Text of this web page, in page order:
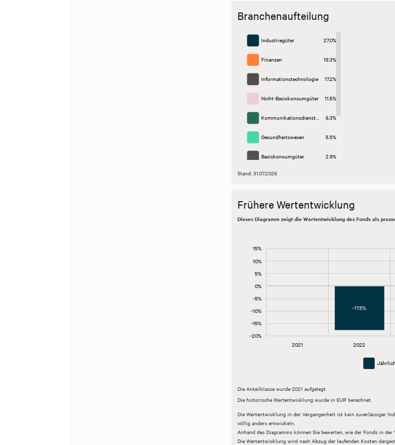
Branchenaufteilung
Industriegüter 27.0%
Finanzen 19.3%
Informationstechnologie 17.2%
Nicht-Basiskonsumgüter 11.6%
Kommunikationsdienst… 6.3%
Gesundheitswesen 5.5%
Basiskonsumgüter 2.9%
Immobilien
Stand: 31.07.2026
Frühere Wertentwicklung
Dieses Diagramm zeigt die Wertentwicklung des Fonds als
-17.5%
-20%
-15%
-10%
-5%
0%
5%
10%
15%
2021 2022
Die Anteilklasse wurde 2021 aufgelegt.
Die historische Wertentwicklung wurde in EUR berechnet.
Die Wertentwicklung in der Vergangenheit ist kein zuverlässiger
völlig anders entwickeln.
Anhand des Diagramms können Sie bewerten, wie der Fonds in
Die Wertentwicklung wird nach Abzug der laufenden Kosten